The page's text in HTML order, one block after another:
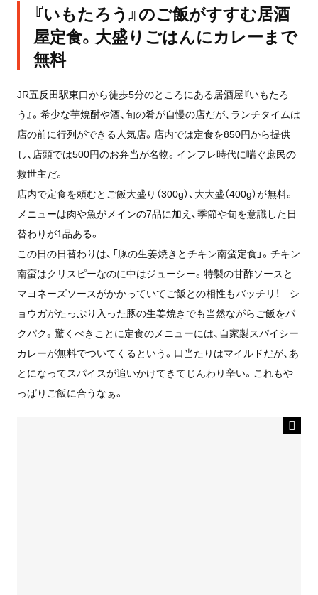
『いもたろう』のご飯がすすむ居酒
屋定食。大盛りごはんにカレーまで
無料
JR五反田駅東口から徒歩5分のところにある居酒屋『いもたろ
う』。希少な芋焼酎や酒、旬の肴が自慢の店だが、ランチタイムは
店の前に行列ができる人気店。店内では定食を850円から提供
し、店頭では500円のお弁当が名物。インフレ時代に喘ぐ庶民の
救世主だ。
店内で定食を頼むとご飯大盛り（300g）、大大盛（400g）が無料。
メニューは肉や魚がメインの7品に加え、季節や旬を意識した日
替わりが1品ある。
この日の日替わりは、「豚の生姜焼きとチキン南蛮定食」。チキン
南蛮はクリスピーなのに中はジューシー。特製の甘酢ソースと
マヨネーズソースがかかっていてご飯との相性もバッチリ！ シ
ョウガがたっぷり入った豚の生姜焼きでも当然ながらご飯をパ
クパク。驚くべきことに定食のメニューには、自家製スパイシー
カレーが無料でついてくるという。口当たりはマイルドだが、あ
とになってスパイスが追いかけてきてじんわり辛い。これもや
っぱりご飯に合うなぁ。